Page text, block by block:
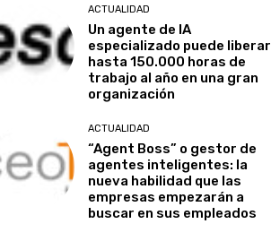
ACTUALIDAD
Un agente de IA
especializado puede liberar
hasta 150.000 horas de
trabajo al año en una gran
organización
ACTUALIDAD
“Agent Boss” o gestor de
agentes inteligentes: la
nueva habilidad que las
empresas empezarán a
buscar en sus empleados